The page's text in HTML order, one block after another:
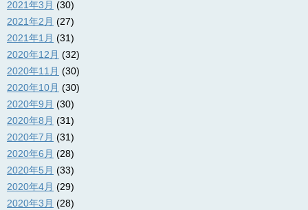
2021年3月 (30)
2021年2月 (27)
2021年1月 (31)
2020年12月 (32)
2020年11月 (30)
2020年10月 (30)
2020年9月 (30)
2020年8月 (31)
2020年7月 (31)
2020年6月 (28)
2020年5月 (33)
2020年4月 (29)
2020年3月 (28)